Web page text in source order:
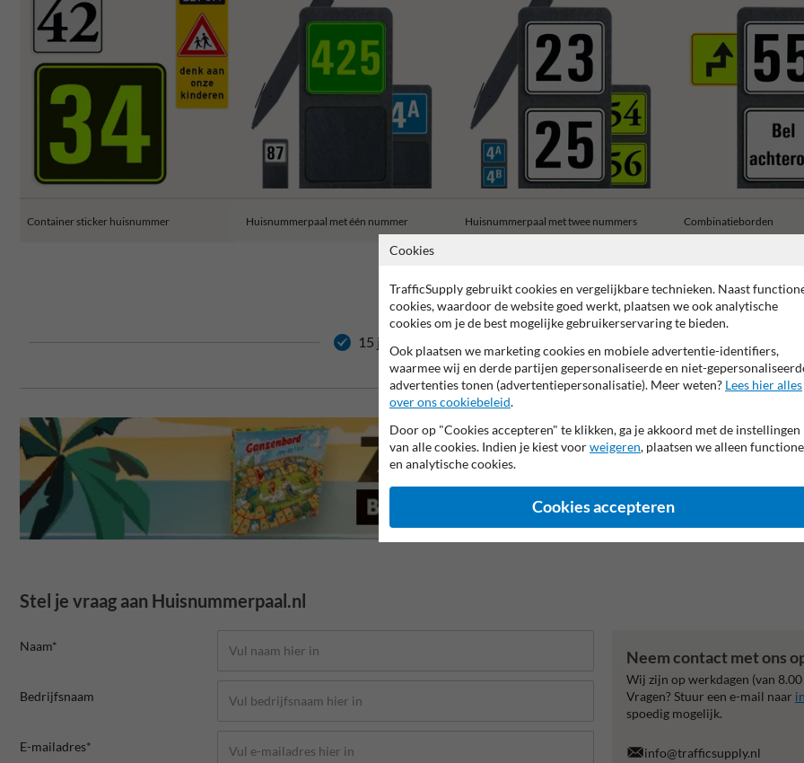
Container sticker huisnummer Huisnummerpaal met één nummer Huisnummerpaal met twee nummers Combinatieborden
15 jaar garantie op reflecterende folie
Stel je vraag aan Huisnummerpaal.nl
Naam*
Bedrijfsnaam
E-mailadres*
Neem contact met ons
Wij zijn op werkdagen (van
Vragen? Stuur een e-mail naar
spoedig mogelijk.
info@trafficsupply.nl
Cookies
TrafficSupply gebruikt cookies en vergelijkbare technieken. Naast
cookies, waardoor de website goed werkt, plaatsen we ook analytische
cookies om je de best mogelijke gebruikerservaring te bieden.
Ook plaatsen we marketing cookies en mobiele advertentie-identifiers,
waarmee wij en derde partijen gepersonaliseerde en niet-
advertenties tonen (advertentiepersonalisatie). Meer weten? Lees hier alles
over ons cookiebeleid.
Door op "Cookies accepteren" te klikken, ga je akkoord met de instellingen
van alle cookies. Indien je kiest voorweigeren, plaatsen we alleen
en analytische cookies.
Cookies accepteren